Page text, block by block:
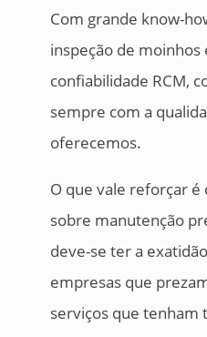
Com grande know-
inspeção de moinhos
confiabilidade RCM,
sempre com a
oferecemos.
O que vale reforçar é
sobre manutenção
deve-se ter a
empresas que
serviços que tenham